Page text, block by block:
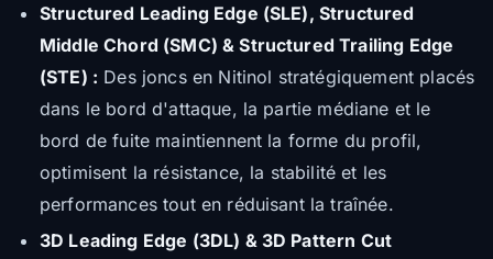
Structured Leading Edge (SLE), Structured
Middle Chord (SMC) & Structured Trailing Edge
(STE) : Des joncs en Nitinol stratégiquement placés
dans le bord d'attaque, la partie médiane et le
bord de fuite maintiennent la forme du profil,
optimisent la résistance, la stabilité et les
performances tout en réduisant la traînée.
3D Leading Edge (3DL) & 3D Pattern Cut